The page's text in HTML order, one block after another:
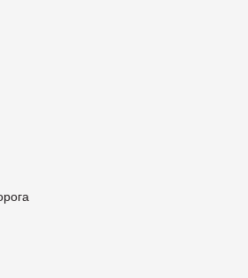
ими, обеспечивая